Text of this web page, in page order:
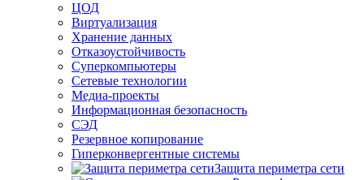
ЦОД
Виртуализация
Хранение данных
Отказоустойчивость
Суперкомпьютеры
Сетевые технологии
Медиа-проекты
Информационная безопасность
СЭД
Резервное копирование
Гиперконвергентные системы
Защита периметра сети